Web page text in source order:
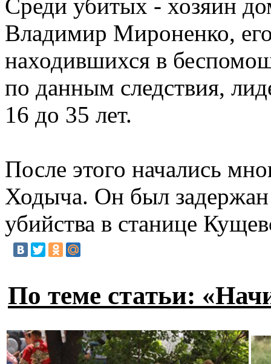
Среди убитых - хозяин
Владимир Мироненко,
находившихся в
по данным следствия,
16 до 35 лет.
После этого начались
Ходыча. Он был задержан
убийства в станице
По теме статьи: